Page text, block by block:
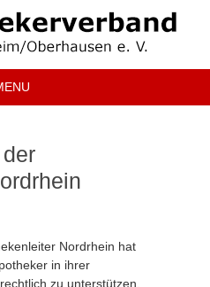
Nordrhein hat
in ihrer
zu unterstützen.